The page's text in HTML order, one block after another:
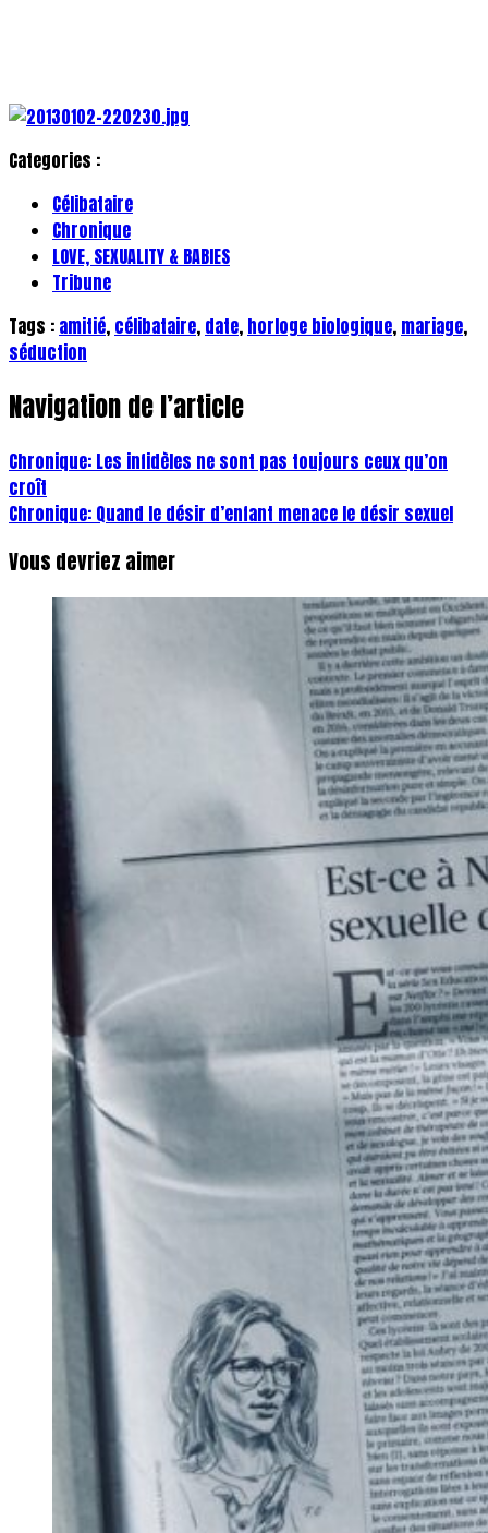
Categories :
Célibataire
Chronique
LOVE, SEXUALITY & BABIES
Tribune
Tags : amitié, célibataire, date, horloge biologique, mariage,
séduction
Navigation de l’article
Chronique: Les infidèles ne sont pas toujours ceux qu’on
croît
Chronique: Quand le désir d’enfant menace le désir sexuel
Vous devriez aimer